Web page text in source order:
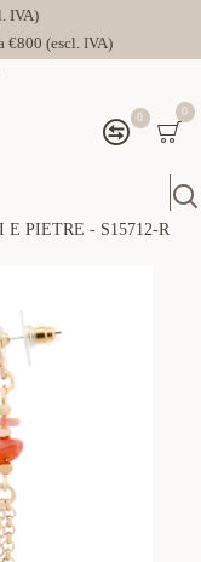
IVA)
(escl. IVA)
0 0
E PIETRE - S15712-R